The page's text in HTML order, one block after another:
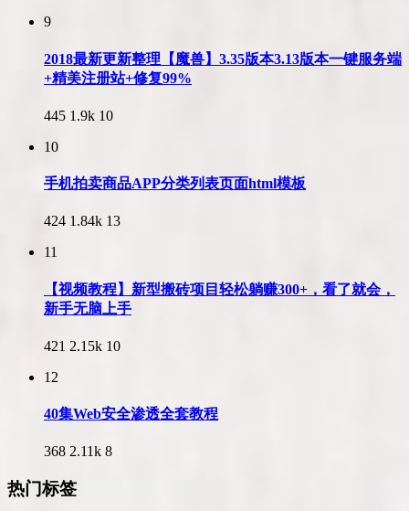
9
2018最新更新整理【魔兽】3.35版本3.13版本一键服务端
+精美注册站+修复99%
445 1.9k 10
10
手机拍卖商品APP分类列表页面html模板
424 1.84k 13
11
【视频教程】新型搬砖项目轻松躺赚300+，看了就会，
新手无脑上手
421 2.15k 10
12
40集Web安全渗透全套教程
368 2.11k 8
热门标签